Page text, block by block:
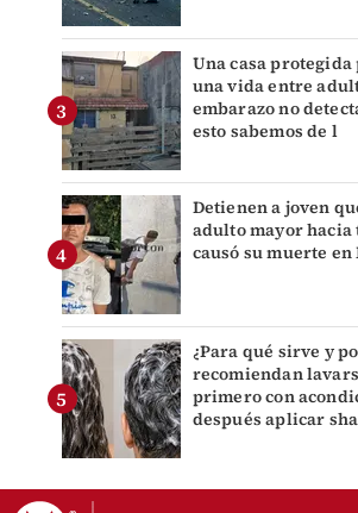
Una casa
una vida entre
embarazo no
esto sabemos de l
Detienen a joven
adulto mayor
causó su muerte
¿Para qué sirve y
recomiendan
primero con
después aplicar